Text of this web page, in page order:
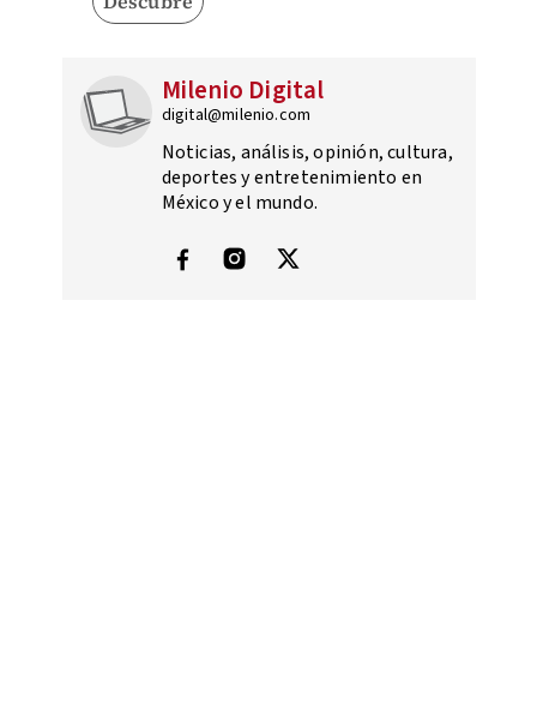
Milenio Digital
digital@milenio.com
Noticias, análisis, opinión, cultura,
deportes y entretenimiento en
México y el mundo.